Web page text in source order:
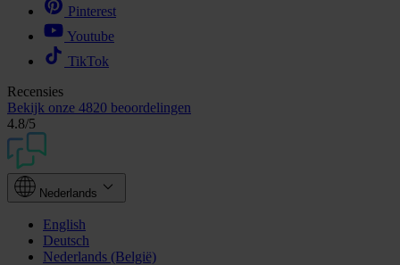
Pinterest
Youtube
TikTok
Recensies
Bekijk onze 4820 beoordelingen
4.8/5
Nederlands
English
Deutsch
Nederlands (België)